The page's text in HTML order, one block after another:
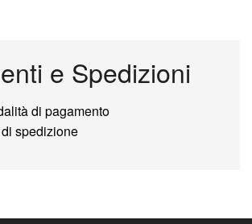
e Spedizioni
di pagamento
spedizione